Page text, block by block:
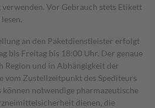
Vor Gebrauch stets Etikett
an den Paketdienstleister erfolgt
bis Freitag bis 18:00 Uhr. Der genaue
Region und in Abhängigkeit der
Zustellzeitpunkt des Spediteurs
notwendige pharmazeutische
dienen, die